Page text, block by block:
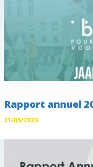
Rapport annuel
21/03/2023